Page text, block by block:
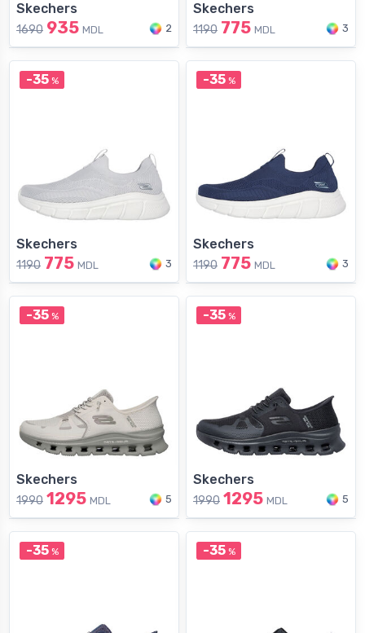
Skechers
1690 935 MDL 2
Skechers
1190 775 MDL 3
-35%
Skechers
1190 775 MDL 3
-35%
Skechers
1190 775 MDL 3
-35%
Skechers
1990 1295 MDL 5
-35%
Skechers
1990 1295 MDL 5
-35% -35%